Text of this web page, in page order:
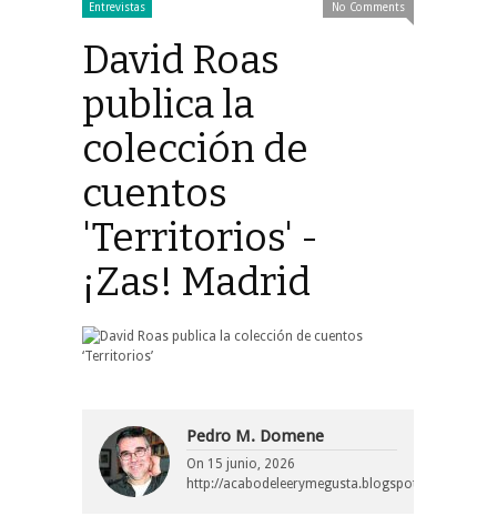
Entrevistas No Comments
David Roas
publica la
colección de
cuentos
'Territorios' -
¡Zas! Madrid
Pedro M. Domene
On 15 junio, 2026
http://acabodeleerymegusta.blogspot.com/